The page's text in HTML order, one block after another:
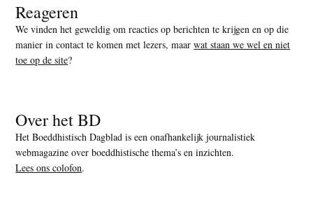
Reageren
We vinden het geweldig om reacties op berichten te krijgen en op die
manier in contact te komen met lezers, maarwat staan we wel en niet
toe op de site?
Over het BD
Het Boeddhistisch Dagblad is een onafhankelijk journalistiek
webmagazine over boeddhistische thema’s en inzichten.
Lees ons colofon.